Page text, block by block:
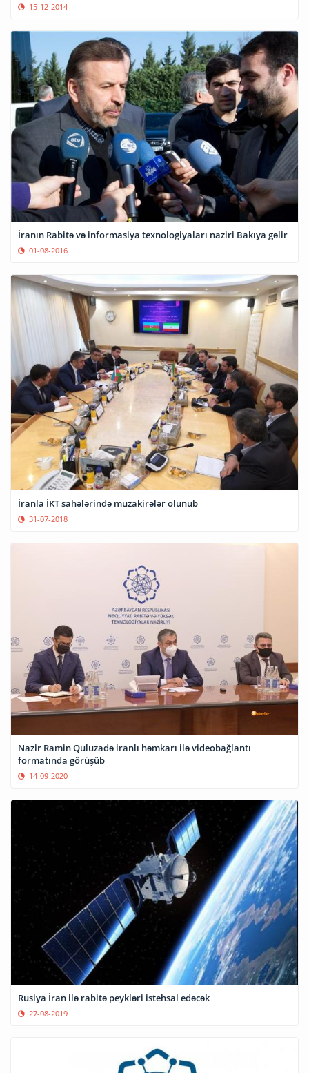
15-12-2014
İranın Rabitə və informasiya texnologiyaları naziri Bakıya gəlir
01-08-2016
İranla İKT sahələrində müzakirələr olunub
31-07-2018
Nazir Ramin Quluzadə iranlı həmkarı ilə videobağlantı
formatında görüşüb
14-09-2020
Rusiya İran ilə rabitə peykləri istehsal edəcək
27-08-2019